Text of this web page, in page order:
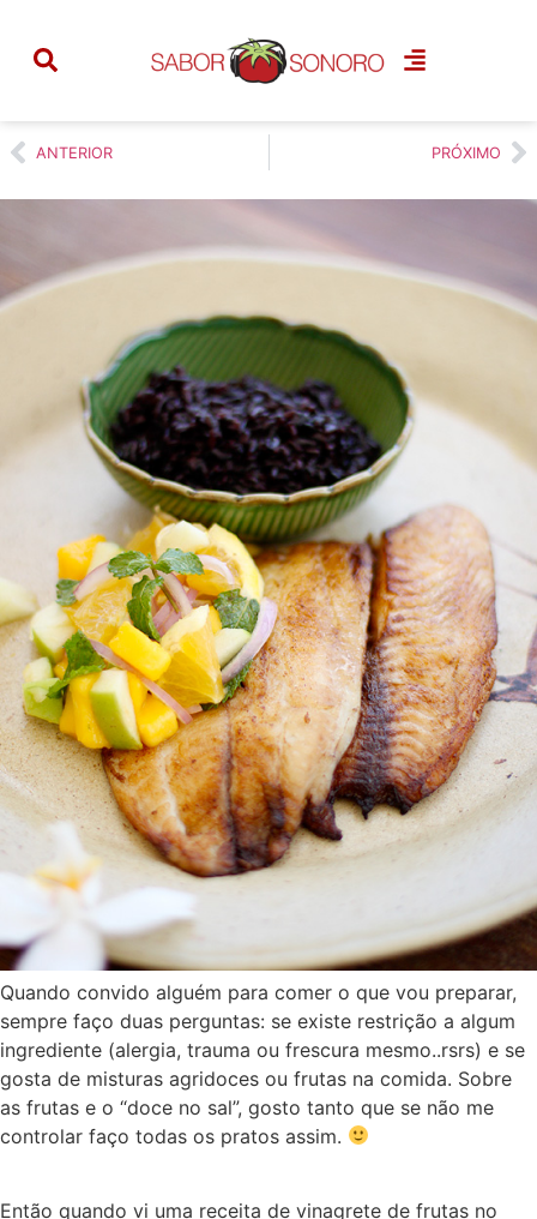
Tilápia com vinagrete de
frutas e arroz negro
ANTERIOR PRÓXIMO
Quando convido alguém para comer o que vou preparar,
sempre faço duas perguntas: se existe restrição a algum
ingrediente (alergia, trauma ou frescura mesmo..rsrs) e se
gosta de misturas agridoces ou frutas na comida. Sobre
as frutas e o “doce no sal”, gosto tanto que se não me
controlar faço todas os pratos assim.
Então quando vi uma receita de vinagrete de frutas no